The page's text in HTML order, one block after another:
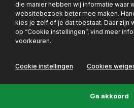
Volkswagen Tiguan
1.5 TSI ACT Highline
die manier hebben wij informatie waar
websitebezoek beter mee maken.
kies je zelf of je dat toestaat. Daar zijn
op “Cookie instellingen”, vind meer
voorkeuren.
Cookie instellingen Cookies
Ga akkoord